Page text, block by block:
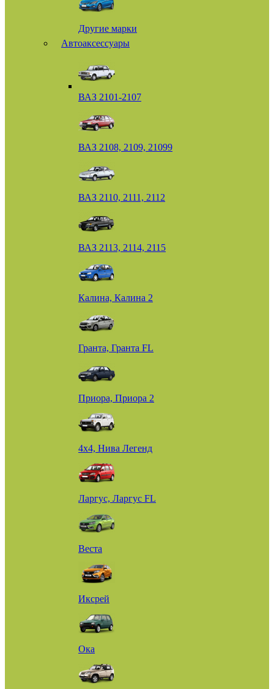
Другие марки
Автоаксессуары
ВАЗ 2101-2107
ВАЗ 2108, 2109, 21099
ВАЗ 2110, 2111, 2112
ВАЗ 2113, 2114, 2115
Калина, Калина 2
Гранта, Гранта FL
Приора, Приора 2
4х4, Нива Легенд
Ларгус, Ларгус FL
Веста
Иксрей
Ока